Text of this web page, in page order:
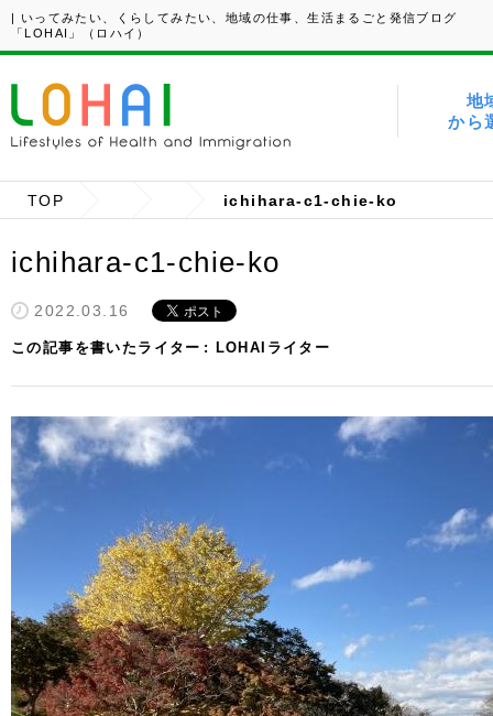
| いってみたい、くらしてみたい、地域の仕事、生活まるごと発信ブログ
「LOHAI」（ロハイ）
地
から
TOP ichihara-c1-chie-ko
ichihara-c1-chie-ko
2022.03.16
この記事を書いたライター LOHAIライター